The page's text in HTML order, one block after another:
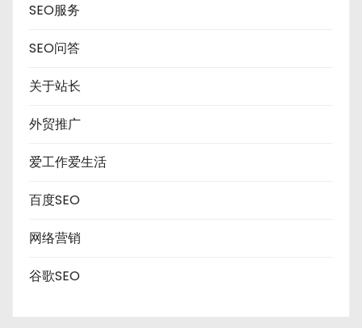
SEO服务
SEO问答
关于站长
外贸推广
爱工作爱生活
百度SEO
网络营销
谷歌SEO